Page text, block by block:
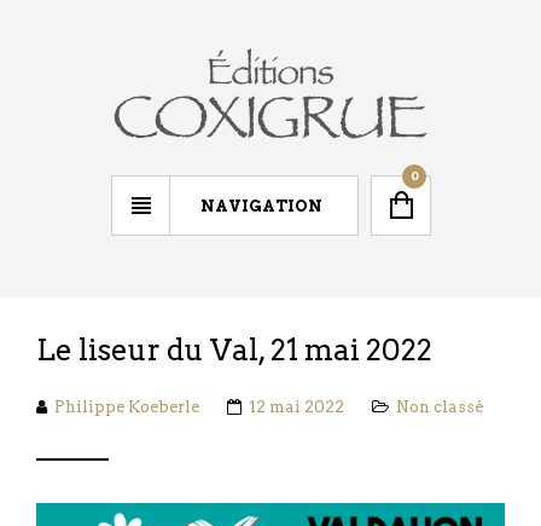
NAVIGATION
0
Le liseur du Val, 21 mai 2022
Philippe Koeberle 12 mai 2022 Non classé